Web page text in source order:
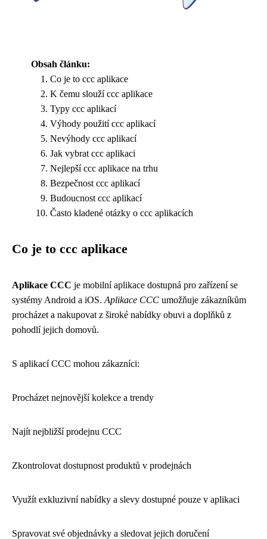
Obsah článku:
Co je to ccc aplikace
K čemu slouží ccc aplikace
Typy ccc aplikací
Výhody použití ccc aplikací
Nevýhody ccc aplikací
Jak vybrat ccc aplikaci
Nejlepší ccc aplikace na trhu
Bezpečnost ccc aplikací
Budoucnost ccc aplikací
Často kladené otázky o ccc aplikacích
Co je to ccc aplikace
Aplikace CCC je mobilní aplikace dostupná pro zařízení se
systémy Android a iOS. Aplikace CCC umožňuje zákazníkům
procházet a nakupovat z široké nabídky obuvi a doplňků z
pohodlí jejich domovů.
S aplikací CCC mohou zákazníci:
Procházet nejnovější kolekce a trendy
Najít nejbližší prodejnu CCC
Zkontrolovat dostupnost produktů v prodejnách
Využít exkluzivní nabídky a slevy dostupné pouze v aplikaci
Spravovat své objednávky a sledovat jejich doručení